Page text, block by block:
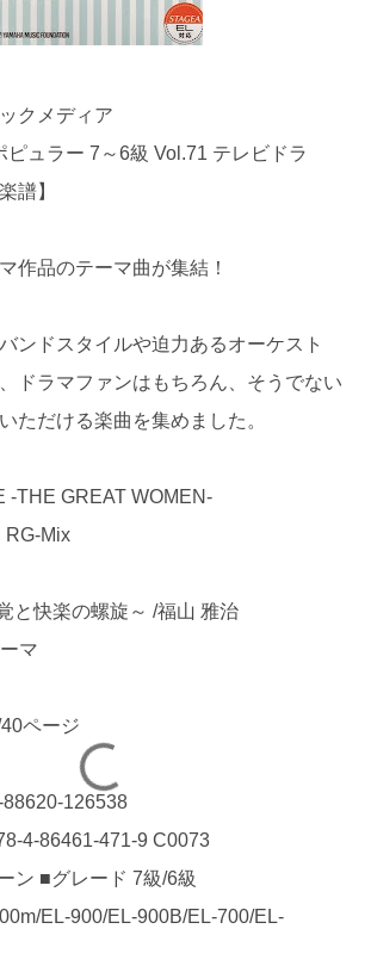
クメディア
ピュラー 7～6級 Vol.71 テレビドラ
譜】
作品のテーマ曲が集結！
ンドスタイルや迫力あるオーケスト
ドラマファンはもちろん、そうでない
ただける楽曲を集めました。
-THE GREAT WOMEN-
RG-Mix
と快楽の螺旋～ /福山 雅治
マ
ページ
126538
4-86461-471-9 C0073
ン ■グレード 7級/6級
EL-900/EL-900B/EL-700/EL-